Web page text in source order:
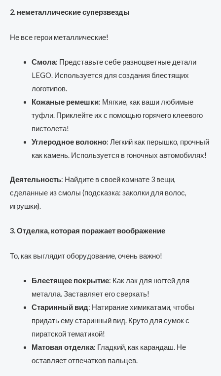
2. неметаллические суперзвезды
Не все герои металлические!
Смола: Представьте себе разноцветные детали
LEGO. Используется для создания блестящих
логотипов.
Кожаные ремешки: Мягкие, как ваши любимые
туфли. Приклейте их с помощью горячего клеевого
пистолета!
Углеродное волокно: Легкий как перышко, прочный
как камень. Используется в гоночных автомобилях!
Деятельность: Найдите в своей комнате 3 вещи,
сделанные из смолы (подсказка: заколки для волос,
игрушки).
3. Отделка, которая поражает воображение
То, как выглядит оборудование, очень важно!
Блестящее покрытие: Как лак для ногтей для
металла. Заставляет его сверкать!
Старинный вид: Натирание химикатами, чтобы
придать ему старинный вид. Круто для сумок с
пиратской тематикой!
Матовая отделка: Гладкий, как карандаш. Не
оставляет отпечатков пальцев.